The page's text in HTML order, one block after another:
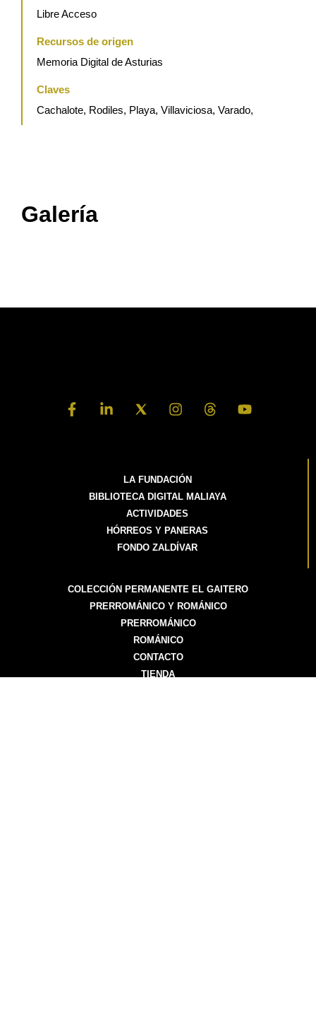
Libre Acceso
Recursos de origen
Memoria Digital de Asturias
Claves
Cachalote, Rodiles, Playa, Villaviciosa, Varado,
Galería
LA FUNDACIÓN
BIBLIOTECA DIGITAL MALIAYA
ACTIVIDADES
HÓRREOS Y PANERAS
FONDO ZALDÍVAR
COLECCIÓN PERMANENTE EL GAITERO
PRERROMÁNICO Y ROMÁNICO
PRERROMÁNICO
ROMÁNICO
CONTACTO
TIENDA